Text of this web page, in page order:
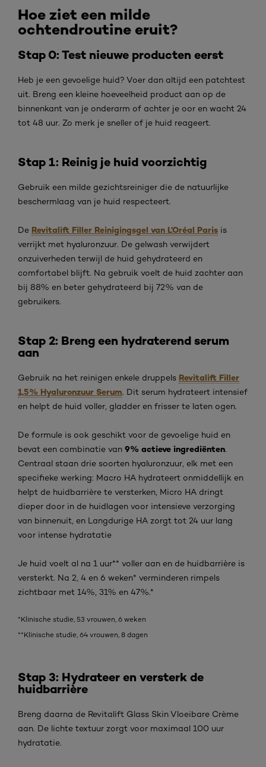
Hoe ziet een milde
ochtendroutine eruit?
Stap 0: Test nieuwe producten eerst
Heb je een gevoelige huid? Voer dan altijd een patchtest
uit. Breng een kleine hoeveelheid product aan op de
binnenkant van je onderarm of achter je oor en wacht 24
tot 48 uur. Zo merk je sneller of je huid reageert.
Stap 1: Reinig je huid voorzichtig
Gebruik een milde gezichtsreiniger die de natuurlijke
beschermlaag van je huid respecteert.
De Revitalift Filler Reinigingsgel van L’Oréal Paris is
verrijkt met hyaluronzuur. De gelwash verwijdert
onzuiverheden terwijl de huid gehydrateerd en
comfortabel blijft. Na gebruik voelt de huid zachter aan
bij 88% en beter gehydrateerd bij 72% van de
gebruikers.
Stap 2: Breng een hydraterend serum
aan
Gebruik na het reinigen enkele druppels Revitalift Filler
1,5% Hyaluronzuur Serum. Dit serum hydrateert intensief
en helpt de huid voller, gladder en frisser te laten ogen.
De formule is ook geschikt voor de gevoelige huid en
bevat een combinatie van 9% actieve ingrediënten.
Centraal staan drie soorten hyaluronzuur, elk met een
specifieke werking: Macro HA hydrateert onmiddellijk en
helpt de huidbarrière te versterken, Micro HA dringt
dieper door in de huidlagen voor intensieve verzorging
van binnenuit, en Langdurige HA zorgt tot 24 uur lang
voor intense hydratatie
Je huid voelt al na 1 uur** voller aan en de huidbarrière is
versterkt. Na 2, 4 en 6 weken* verminderen rimpels
zichtbaar met 14%, 31% en 47%.*
*Klinische studie, 53 vrouwen, 6 weken
**Klinische studie, 64 vrouwen, 8 dagen
Stap 3: Hydrateer en versterk de
huidbarrière
Breng daarna de Revitalift Glass Skin Vloeibare Crème
aan. De lichte textuur zorgt voor maximaal 100 uur
hydratatie.